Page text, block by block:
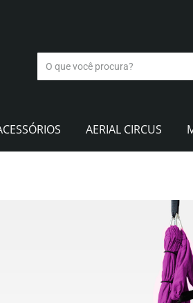
AERIAL CIRCUS